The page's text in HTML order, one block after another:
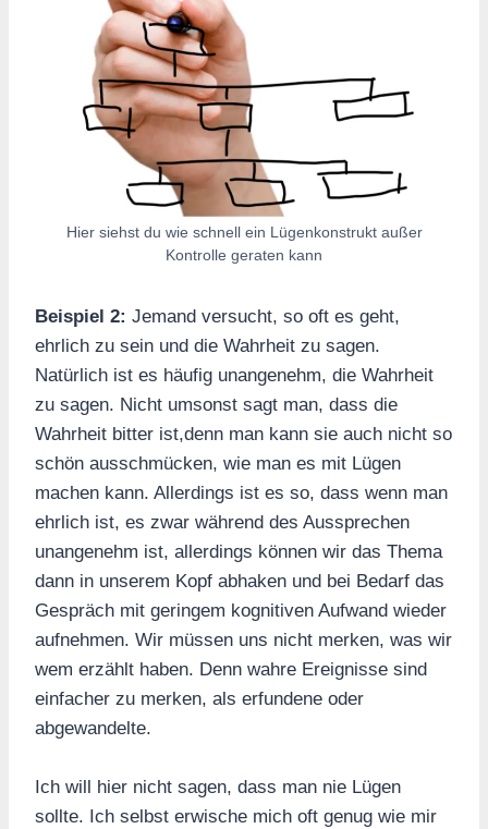
Hier siehst du wie schnell ein Lügenkonstrukt außer
Kontrolle geraten kann
Beispiel 2: Jemand versucht, so oft es geht,
ehrlich zu sein und die Wahrheit zu sagen.
Natürlich ist es häufig unangenehm, die Wahrheit
zu sagen. Nicht umsonst sagt man, dass die
Wahrheit bitter ist,denn man kann sie auch nicht so
schön ausschmücken, wie man es mit Lügen
machen kann. Allerdings ist es so, dass wenn man
ehrlich ist, es zwar während des Aussprechen
unangenehm ist, allerdings können wir das Thema
dann in unserem Kopf abhaken und bei Bedarf das
Gespräch mit geringem kognitiven Aufwand wieder
aufnehmen. Wir müssen uns nicht merken, was wir
wem erzählt haben. Denn wahre Ereignisse sind
einfacher zu merken, als erfundene oder
abgewandelte.
Ich will hier nicht sagen, dass man nie Lügen
sollte. Ich selbst erwische mich oft genug wie mir